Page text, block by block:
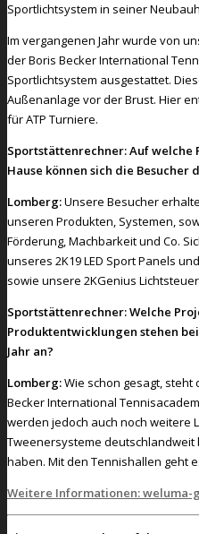
Sportlichtsystem in seiner
Im vergangenen Jahr wurde von
der Boris Becker International
Sportlichtsystem ausgestattet.
Außenanlage vor der Brust. Hier
für ATP Turniere.
Sportstättenrechner: Auf welche
Hause können sich die Besucher
Lomberg:Unsere Besucher
unseren Produkten, Systemen,
Förderung, Machbarkeit und Co.
unseres 2K19 LED Sport Panels
sowie unsere 2KGenius
Sportstättenrechner:Welche
Produktentwicklungen stehen
Jahr an?
Lomberg:Wie schon gesagt, steht
Becker International
werden jedoch auch noch weitere
Tweenersysteme deutschlandweit
haben. Mit den Tennishallen geht
Weitere Informationen: weluma-